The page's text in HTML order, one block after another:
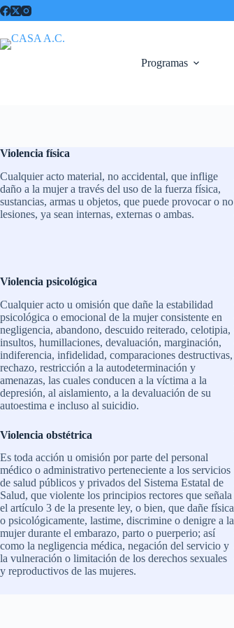
Saltar
al
Programas
Violencia física
Cualquier acto material, no accidental, que inflige
daño a la mujer a través del uso de la fuerza física,
sustancias, armas u objetos, que puede provocar o no
lesiones, ya sean internas, externas o ambas.
Violencia psicológica
Cualquier acto u omisión que dañe la estabilidad
psicológica o emocional de la mujer consistente en
negligencia, abandono, descuido reiterado, celotipia,
insultos, humillaciones, devaluación, marginación,
indiferencia, infidelidad, comparaciones destructivas,
rechazo, restricción a la autodeterminación y
amenazas, las cuales conducen a la víctima a la
depresión, al aislamiento, a la devaluación de su
autoestima e incluso al suicidio.
Violencia obstétrica
Es toda acción u omisión por parte del personal
médico o administrativo perteneciente a los servicios
de salud públicos y privados del Sistema Estatal de
Salud, que violente los principios rectores que señala
el artículo 3 de la presente ley, o bien, que dañe física
o psicológicamente, lastime, discrimine o denigre a la
mujer durante el embarazo, parto o puerperio; así
como la negligencia médica, negación del servicio y
la vulneración o limitación de los derechos sexuales
y reproductivos de las mujeres.